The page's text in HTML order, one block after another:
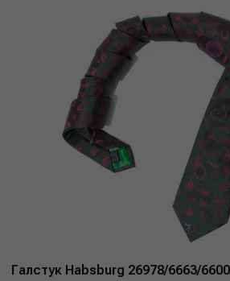
Галстук Habsburg 26978/6663/6600